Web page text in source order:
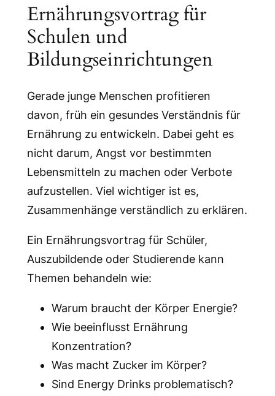
Ernährungsvortrag für
Schulen und
Bildungseinrichtungen
Gerade junge Menschen profitieren
davon, früh ein gesundes Verständnis für
Ernährung zu entwickeln. Dabei geht es
nicht darum, Angst vor bestimmten
Lebensmitteln zu machen oder Verbote
aufzustellen. Viel wichtiger ist es,
Zusammenhänge verständlich zu erklären.
Ein Ernährungsvortrag für Schüler,
Auszubildende oder Studierende kann
Themen behandeln wie:
Warum braucht der Körper Energie?
Wie beeinflusst Ernährung
Konzentration?
Was macht Zucker im Körper?
Sind Energy Drinks problematisch?